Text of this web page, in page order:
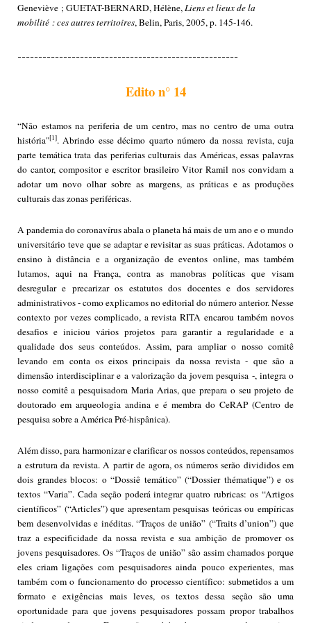
Geneviève ; GUETAT-BERNARD, Hélène,Liens et lieux de la
mobilité : ces autres territoires, Belin, Paris, 2005, p. 145-146.
-----------------------------------------------------
Edito n° 14
“Não estamos na periferia de um centro, mas no centro de uma outra
história"[1]. Abrindo esse décimo quarto número da nossa revista, cuja
parte temática trata das periferias culturais das Américas, essas palavras
do cantor, compositor e escritor brasileiro Vitor Ramil nos convidam a
adotar um novo olhar sobre as margens, as práticas e as produções
culturais das zonas periféricas.
A pandemia do coronavírus abala o planeta há mais de um ano e o mundo
universitário teve que se adaptar e revisitar as suas práticas. Adotamos o
ensino à distância e a organização de eventos online, mas também
lutamos, aqui na França, contra as manobras políticas que visam
desregular e precarizar os estatutos dos docentes e dos servidores
administrativos - como explicamos no editorial do número anterior. Nesse
contexto por vezes complicado, a revista RITA encarou também novos
desafios e iniciou vários projetos para garantir a regularidade e a
qualidade dos seus conteúdos. Assim, para ampliar o nosso comitê
levando em conta os eixos principais da nossa revista - que são a
dimensão interdisciplinar e a valorização da jovem pesquisa -, integra o
nosso comitê a pesquisadora Maria Arias, que prepara o seu projeto de
doutorado em arqueologia andina e é membra do CeRAP (Centro de
pesquisa sobre a América Pré-hispânica).
Além disso, para harmonizar e clarificar os nossos conteúdos, repensamos
a estrutura da revista. A partir de agora, os números serão divididos em
dois grandes blocos: o “Dossiê temático” (“Dossier thématique”) e os
textos “Varia”. Cada seção poderá integrar quatro rubricas: os “Artigos
científicos” (“Articles”) que apresentam pesquisas teóricas ou empíricas
bem desenvolvidas e inéditas. “Traços de união” (“Traits d’union”) que
traz a especificidade da nossa revista e sua ambição de promover os
jovens pesquisadores. Os “Traços de união” são assim chamados porque
eles criam ligações com pesquisadores ainda pouco experientes, mas
também com o funcionamento do processo científico: submetidos a um
formato e exigências mais leves, os textos dessa seção são uma
oportunidade para que jovens pesquisadores possam propor trabalhos